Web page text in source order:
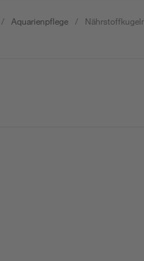
/ Aquarienpflege /